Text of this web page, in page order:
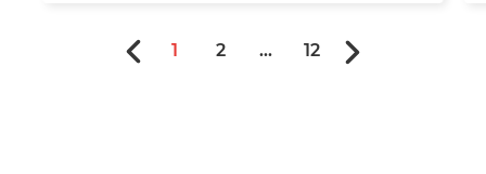
1 2 ... 12